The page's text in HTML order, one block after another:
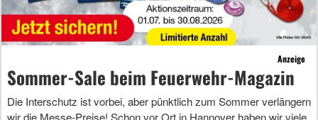
Anzeige
Sommer-Sale beim Feuerwehr-Magazin
Die Interschutz ist vorbei, aber pünktlich zum Sommer verlängern
wir die Messe-Preise! Schon vor Ort in Hannover haben wir viele